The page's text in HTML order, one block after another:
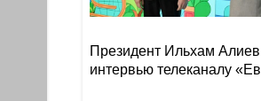
Президент Ильхам
интервью телеканалу